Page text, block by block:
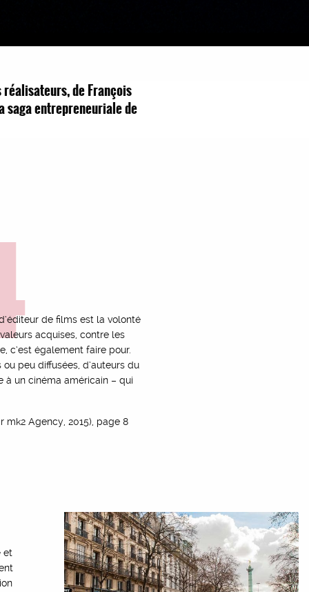
de François
saga entrepreneuriale de
de films est la volonté
acquises, contre les
c’est également faire pour.
peu diffusées, d’auteurs du
à un cinéma américain – qui
mk2 Agency, 2015), page 8
et